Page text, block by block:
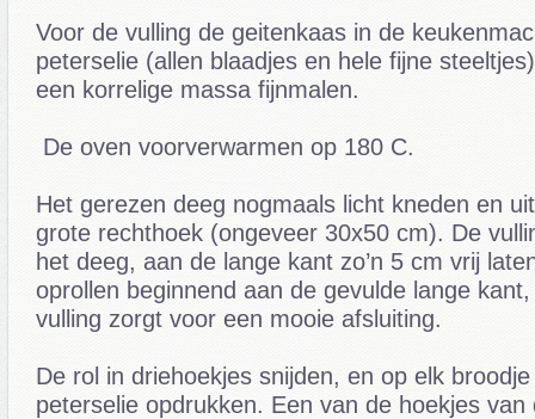
Voor de vulling de geitenkaas in de
peterselie (allen blaadjes en hele fijne
een korrelige massa fijnmalen.
De oven voorverwarmen op 180 C.
Het gerezen deeg nogmaals licht kneden en
grote rechthoek (ongeveer 30x50 cm). De
het deeg, aan de lange kant zo’n 5 cm vrij
oprollen beginnend aan de gevulde lange
vulling zorgt voor een mooie afsluiting.
De rol in driehoekjes snijden, en op elk
peterselie opdrukken. Een van de hoekjes van